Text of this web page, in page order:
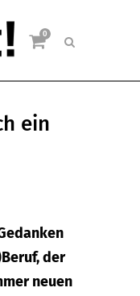
0
ein
der
neuen